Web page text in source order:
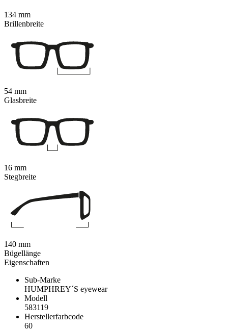
Eigenschaften
Sub-Marke
HUMPHREY´S eyewear
Modell
583119
Herstellerfarbcode
60
134 mm
Brillenbreite
54 mm
Glasbreite
16 mm
Stegbreite
140 mm
Bügellänge